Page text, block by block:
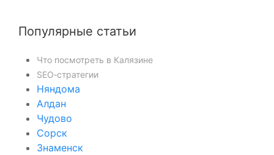
Популярные статьи
Что посмотреть в Калязине
SEO‑стратегии
Няндома
Алдан
Чудово
Сорск
Знаменск